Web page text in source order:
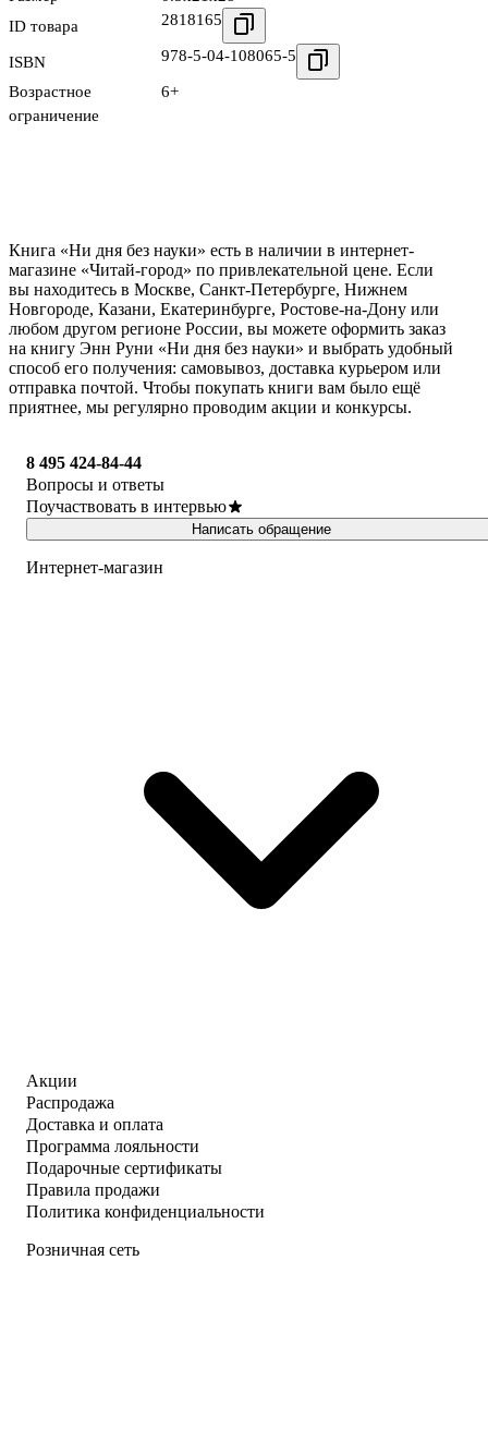
ID товара
2818165
ISBN 978-5-04-108065-5
Возрастное
ограничение
6+
Книга «Ни дня без науки» есть в наличии в интернет-
магазине «Читай-город» по привлекательной цене. Если
вы находитесь в Москве, Санкт-Петербурге, Нижнем
Новгороде, Казани, Екатеринбурге, Ростове-на-Дону или
любом другом регионе России, вы можете оформить заказ
на книгу Энн Руни «Ни дня без науки» и выбрать удобный
способ его получения: самовывоз, доставка курьером или
отправка почтой. Чтобы покупать книги вам было ещё
приятнее, мы регулярно проводим акции и конкурсы.
8 495 424-84-44
Вопросы и ответы
Поучаствовать в интервью
Написать обращение
Интернет-магазин
Акции
Распродажа
Доставка и оплата
Программа лояльности
Подарочные сертификаты
Правила продажи
Политика конфиденциальности
Розничная сеть